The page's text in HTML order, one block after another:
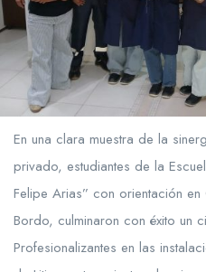
En una clara muestra de la
privado, estudiantes de la
Felipe Arias” con orientación
Bordo, culminaron con éxito un
Profesionalizantes en las